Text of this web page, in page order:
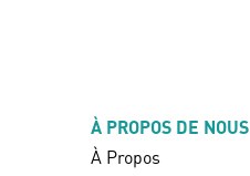
À PROPOS DE NOUS
À Propos